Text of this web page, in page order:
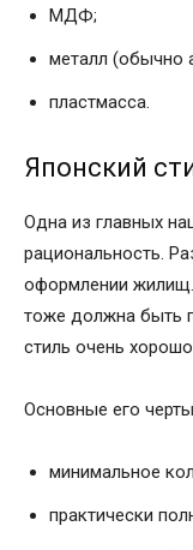
МДФ;
металл (обычно
пластмасса.
Японский
Одна из главных
рациональность.
оформлении
тоже должна быть
стиль очень
Основные его
минимальное
практически